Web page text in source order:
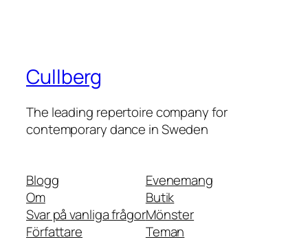
Cullberg
The leading repertoire company for
contemporary dance in Sweden
Blogg
Om
Svar på vanliga frågor
Författare
Evenemang
Butik
Mönster
Teman